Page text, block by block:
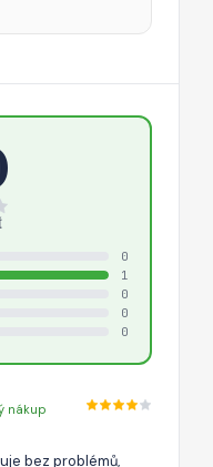
0
1
0
0
0
nákup
bez problémů,